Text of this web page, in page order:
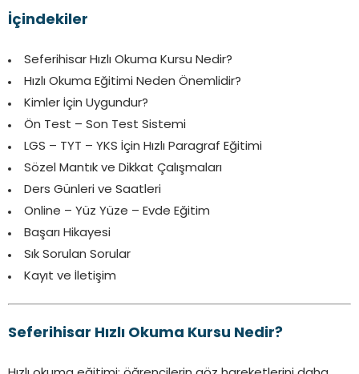
İçindekiler
Seferihisar Hızlı Okuma Kursu Nedir?
Hızlı Okuma Eğitimi Neden Önemlidir?
Kimler İçin Uygundur?
Ön Test – Son Test Sistemi
LGS – TYT – YKS İçin Hızlı Paragraf Eğitimi
Sözel Mantık ve Dikkat Çalışmaları
Ders Günleri ve Saatleri
Online – Yüz Yüze – Evde Eğitim
Başarı Hikayesi
Sık Sorulan Sorular
Kayıt ve İletişim
Seferihisar Hızlı Okuma Kursu Nedir?